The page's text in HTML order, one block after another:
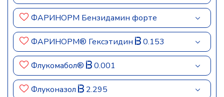
ФАРИНОРМ Бензидамин форте
ФАРИНОРМ® Гексэтидин 0.153
Флукомабол® 0.001
Флуконазол 2.295